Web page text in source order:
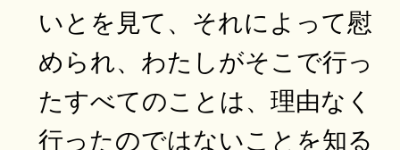
いとを見て、それによって慰
められ、わたしがそこで行っ
たすべてのことは、理由なく
行ったのではないことを知る